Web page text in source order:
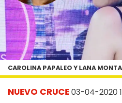
NUEVO CRUCE03-04-2020
CAROLINA PAPALEO Y LANA